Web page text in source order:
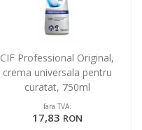
CIF Professional Original,
crema universala pentru
curatat, 750ml
fara TVA:
17,83 RON